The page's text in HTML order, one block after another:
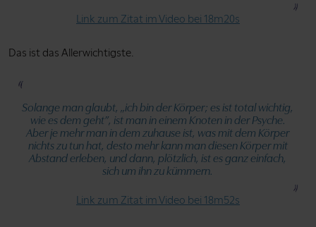
Link zum Zitat im Video bei 18m20s
Das ist das Allerwichtigste.
Solange man glaubt,„ich bin der Körper; es ist total wichtig,
wie es dem geht”, ist man in einem Knoten in der Psyche.
Aber je mehr man in dem zuhause ist, was mit dem Körper
nichts zu tun hat, desto mehr kann man diesen Körper mit
Abstand erleben, und dann, plötzlich, ist es ganz einfach,
sich um ihn zu kümmern.
Link zum Zitat im Video bei 18m52s